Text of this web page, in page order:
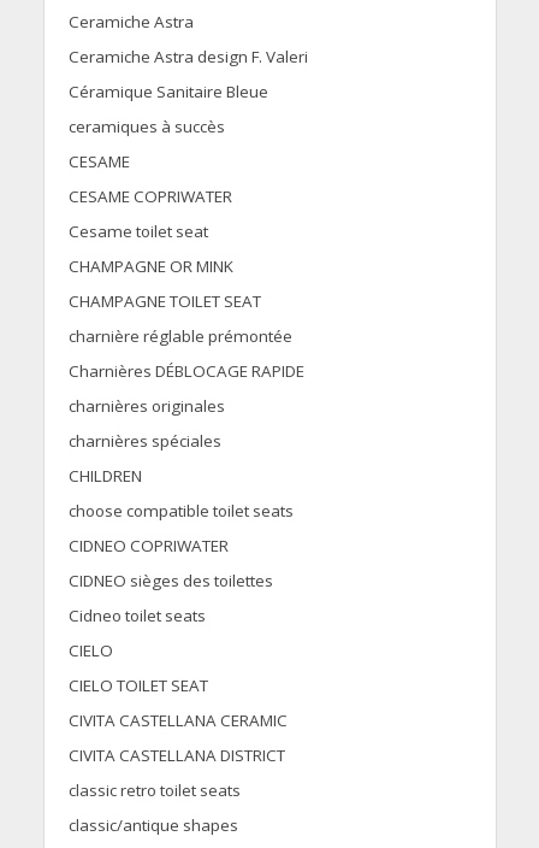
Ceramiche Astra
Ceramiche Astra design F. Valeri
Céramique Sanitaire Bleue
ceramiques à succès
CESAME
CESAME COPRIWATER
Cesame toilet seat
CHAMPAGNE OR MINK
CHAMPAGNE TOILET SEAT
charnière réglable prémontée
Charnières DÉBLOCAGE RAPIDE
charnières originales
charnières spéciales
CHILDREN
choose compatible toilet seats
CIDNEO COPRIWATER
CIDNEO sièges des toilettes
Cidneo toilet seats
CIELO
CIELO TOILET SEAT
CIVITA CASTELLANA CERAMIC
CIVITA CASTELLANA DISTRICT
classic retro toilet seats
classic/antique shapes